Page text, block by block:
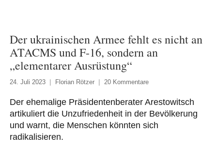
Der ukrainischen Armee fehlt es nicht an
ATACMS und F-16, sondern an
„elementarer Ausrüstung“
24. Juli 2023 Florian Rötzer 20 Kommentare
Der ehemalige Präsidentenberater Arestowitsch
artikuliert die Unzufriedenheit in der Bevölkerung
und warnt, die Menschen könnten sich
radikalisieren.